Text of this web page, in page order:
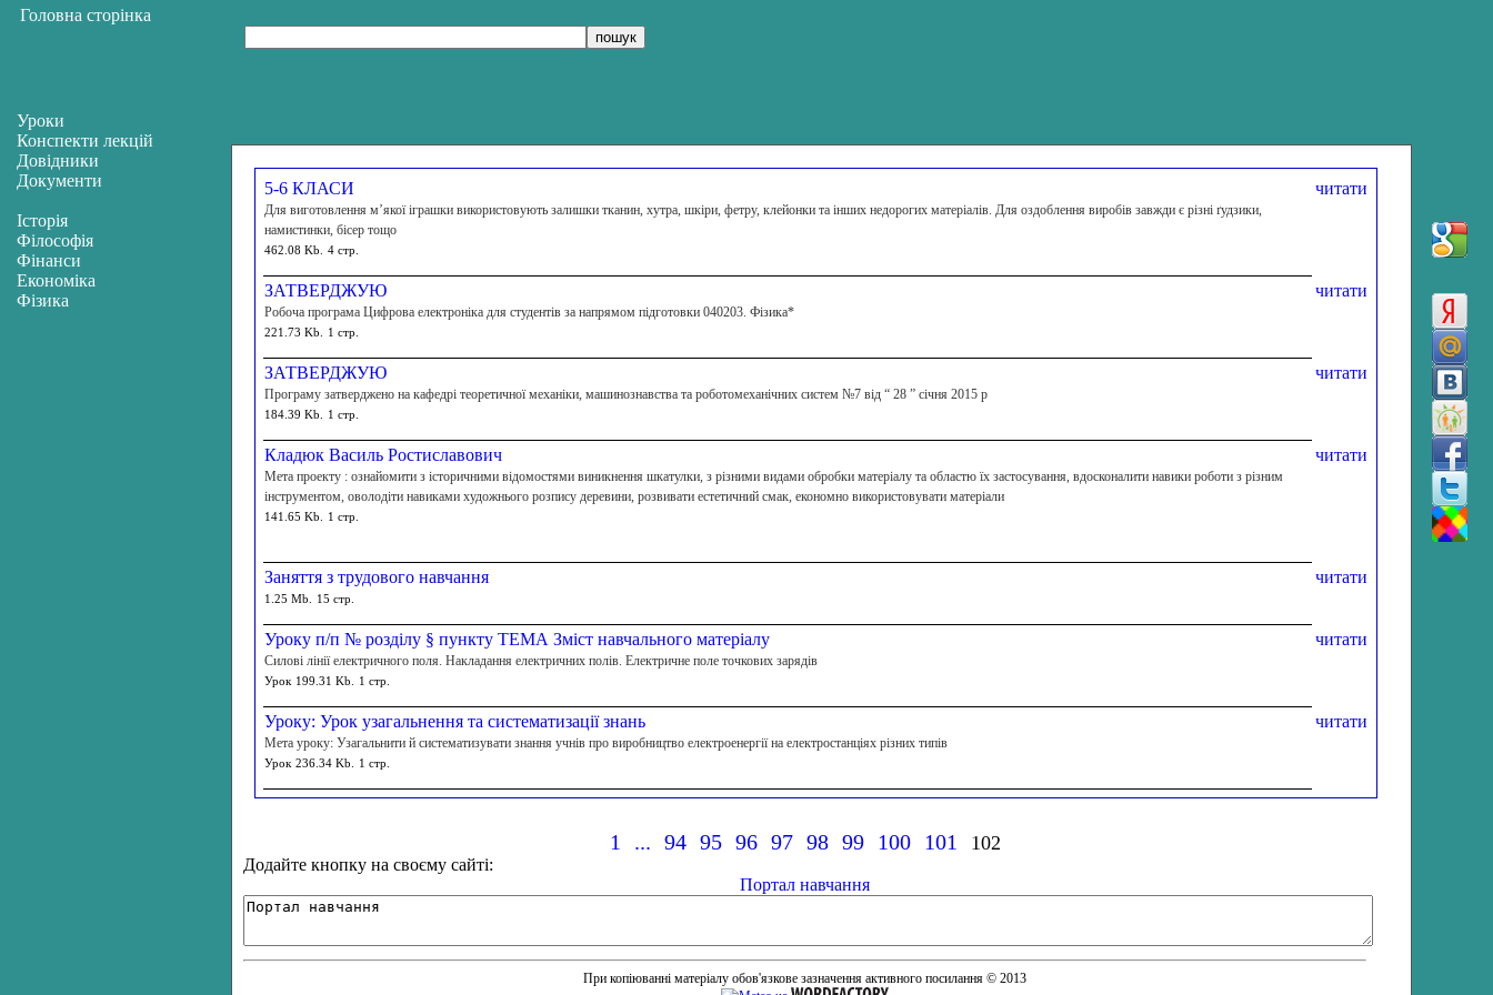
5-6 КЛАСИ
Для виготовлення м’якої іграшки використовують залишки тканин, хутра, шкіри, фетру, клейонки та інших недорогих матеріалів. Для оздоблення виробів завжди є різні ґудзики,
намистинки, бісер тощо
462.08 Kb. 4 стр.
читати
ЗАТВЕРДЖУЮ
Робоча програма Цифрова електроніка для студентів за напрямом підготовки 040203. Фізика*
221.73 Kb. 1 стр.
читати
ЗАТВЕРДЖУЮ
Програму затверджено на кафедрі теоретичної механіки, машинознавства та роботомеханічних систем №7 від “ 28 ” січня 2015 р
184.39 Kb. 1 стр.
читати
Кладюк Василь Ростиславович
Мета проекту : ознайомити з історичними відомостями виникнення шкатулки, з різними видами обробки матеріалу та областю їх застосування, вдосконалити навики роботи з різним
інструментом, оволодіти навиками художнього розпису деревини, розвивати естетичний смак, економно використовувати матеріали
141.65 Kb. 1 стр.
читати
Заняття з трудового навчання
1.25 Mb. 15 стр.
читати
Уроку п/п № розділу § пункту ТЕМА Зміст навчального матеріалу
Силові лінії електричного поля. Накладання електричних полів. Електричне поле точкових зарядів
Урок 199.31 Kb. 1 стр.
читати
Уроку: Урок узагальнення та систематизації знань
Мета уроку: Узагальнити й систематизувати знання учнів про виробництво електроенергії на електростанціях різних типів
Урок 236.34 Kb. 1 стр.
читати
1 ... 94 95 96 97 98 99 100 101 102
Додайте кнопку на своєму сайті:
Портал навчання
При копіюванні матеріалу обов'язкове зазначення активного посилання © 2013
Уроки
Конспекти лекцій
Довідники
Документи
Історія
Філософія
Фінанси
Економіка
Фізика
Головна сторінка